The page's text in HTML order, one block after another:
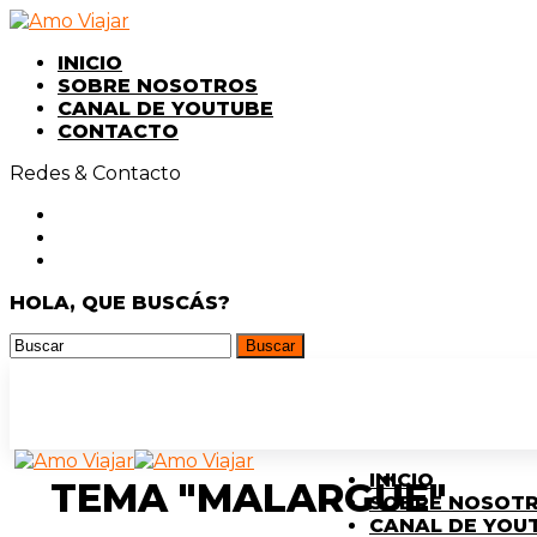
INICIO
SOBRE NOSOTROS
CANAL DE YOUTUBE
CONTACTO
Redes & Contacto
HOLA, QUE BUSCÁS?
INICIO
SOBRE
CANAL DE
TEMA "MALARGÜE"